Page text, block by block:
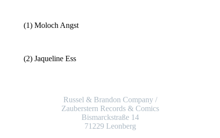
(1) Moloch Angst
(2) Jaqueline Ess
Russel & Brandon Company /
Zauberstern Records & Comics
Bismarckstraße 14
71229 Leonberg